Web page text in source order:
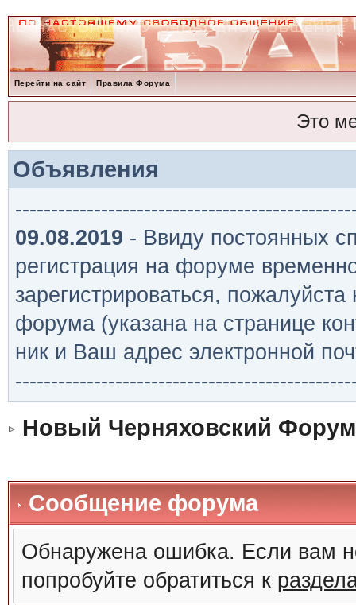
Перейти на сайт Правила Форума
Это
Объявления
09.08.2019 - Ввиду постоянных
регистрация на форуме
зарегистрироваться,
форума (указана на странице
ник и Ваш адрес электронной
Новый Черняховский Форум
Сообщение форума
Обнаружена ошибка. Если вам
попробуйте обратиться к